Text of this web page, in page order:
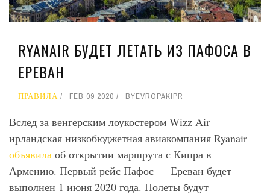
RYANAIR БУДЕТ ЛЕТАТЬ ИЗ ПАФОСА В
ЕРЕВАН
ПРАВИЛА FEB 09 2020 BYEVROPAKIPR
Вслед за венгерским лоукостером Wizz Air
ирландская низкобюджетная авиакомпания Ryanair
объявила об открытии маршрута с Кипра в
Армению. Первый рейс Пафос — Ереван будет
выполнен 1 июня 2020 года. Полеты будут